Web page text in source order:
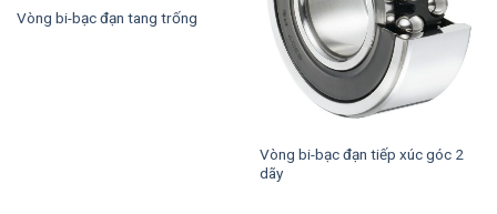
Vòng bi-bạc đạn tang trống
Vòng bi-bạc đạn tiếp xúc góc 2
dãy